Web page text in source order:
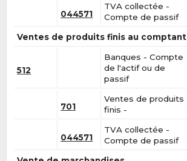
044571
TVA collectée -
Compte de passif
Ventes de produits finis au comptant
512
Banques - Compte
de l'actif ou de
passif
701
Ventes de produits
finis -
044571
TVA collectée -
Compte de passif